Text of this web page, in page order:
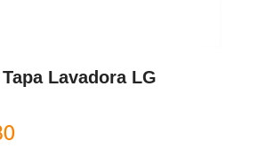
Lavadora LG